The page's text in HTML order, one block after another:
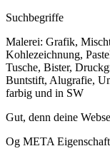
Suchbegriffe
Malerei: Grafik,
Kohlezeichnung,
Tusche, Bister,
Buntstift, Alugrafie,
farbig und in SW
Gut, denn deine
Og META